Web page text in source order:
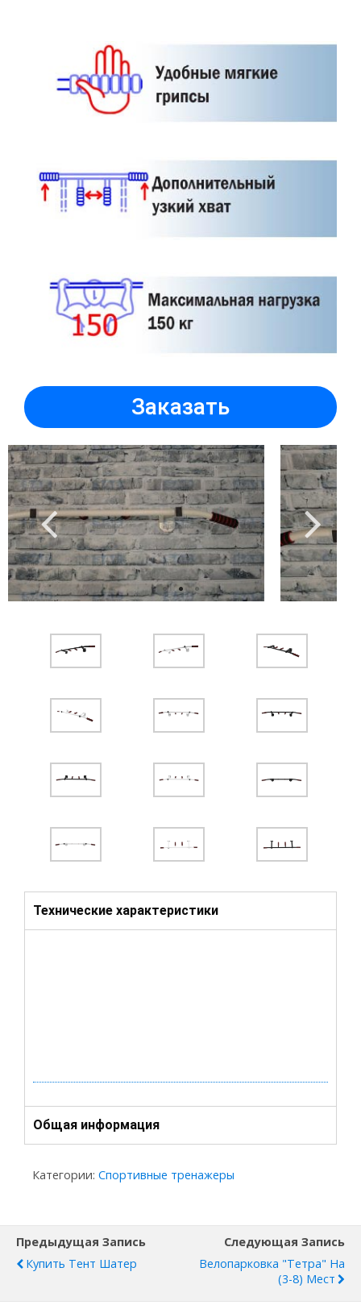
Заказать
Технические характеристики
Общая информация
Категории: Спортивные тренажеры
Предыдущая Запись
Купить Тент Шатер
Следующая Запись
Велопарковка "Тетра" На
(3-8) Мест